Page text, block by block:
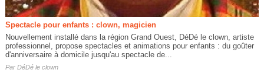
Spectacle pour enfants : clown, magicien
Nouvellement installé dans la région Grand Ouest, DéDé le clown, artiste
professionnel, propose spectacles et animations pour enfants : du goûter
d'anniversaire à domicile jusqu'au spectacle de...
Par DéDé le clown